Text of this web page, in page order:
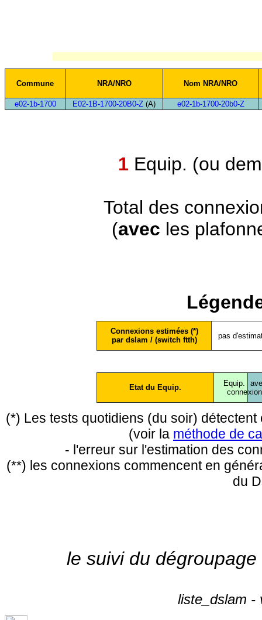
Commune NRA/NRO Nom NRA/NRO
e02-1b-1700 E02-1B-1700-20B0-Z (A) e02-1b-1700-20b0-Z
1 Equip. (ou
Total des
(avec les
Connexions estimées (*)
par dslam / (switch ftth)
pas
Etat du Equip.
Equip.
conne
(*) Les tests quotidiens (du soir)
(voir la méthode de
- l'erreur sur l'estimation des
(**) les connexions commencent en
du
le suivi du
liste_dslam -